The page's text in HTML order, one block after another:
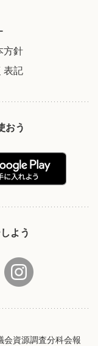
方針
表記
おう
よう
会資源調査分科会報